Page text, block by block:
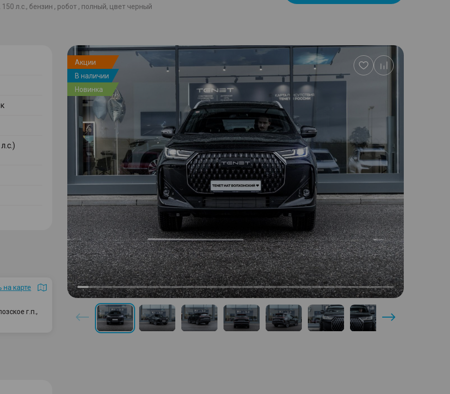
л.с., бензин , робот , полный, цвет черный
на карте
г.п.,
Акции
В наличии
Новинка
Добавить
в